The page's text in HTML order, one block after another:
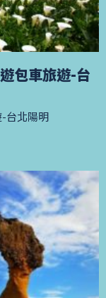
包車旅遊-台
台北陽明